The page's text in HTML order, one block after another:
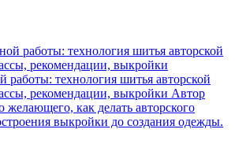
технология шитья авторской
рекомендации, выкройки Автор
желающего, как делать авторского
выкройки до создания одежды.